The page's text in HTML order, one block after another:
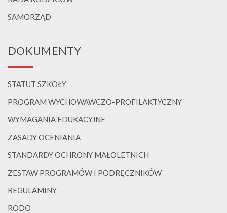
SAMORZĄD
DOKUMENTY
STATUT SZKOŁY
PROGRAM WYCHOWAWCZO-PROFILAKTYCZNY
WYMAGANIA EDUKACYJNE
ZASADY OCENIANIA
STANDARDY OCHRONY MAŁOLETNICH
ZESTAW PROGRAMÓW I PODRĘCZNIKÓW
REGULAMINY
RODO